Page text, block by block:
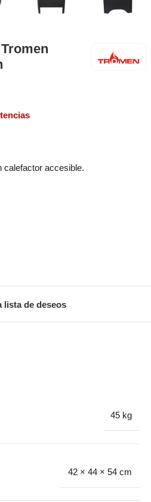
calefactor accesible.
lista de deseos
45 kg
42 × 44 × 54 cm